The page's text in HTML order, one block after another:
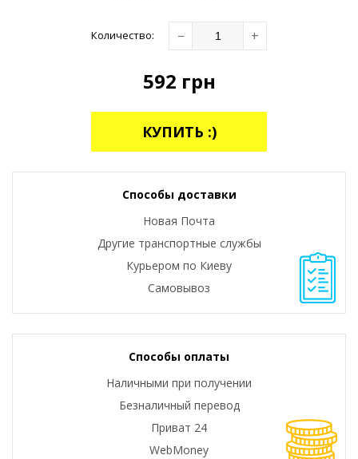
Количество: − +
592 грн
КУПИТЬ :)
Способы доставки
Новая Почта
Другие транспортные службы
Курьером по Киеву
Самовывоз
Способы оплаты
Наличными при получении
Безналичный перевод
Приват 24
WebMoney